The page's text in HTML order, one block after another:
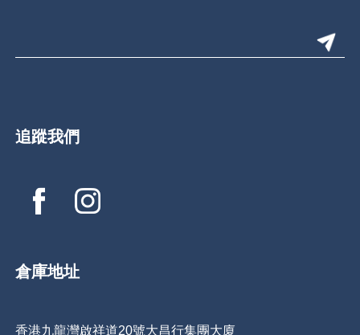
追蹤我們
倉庫地址
香港九龍灣啟祥道20號大昌行集團大廈